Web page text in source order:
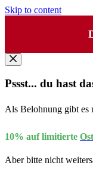
Skip to content
Pssst... du hast
Als Belohnung gibt es
10% auf limitierte
Aber bitte nicht